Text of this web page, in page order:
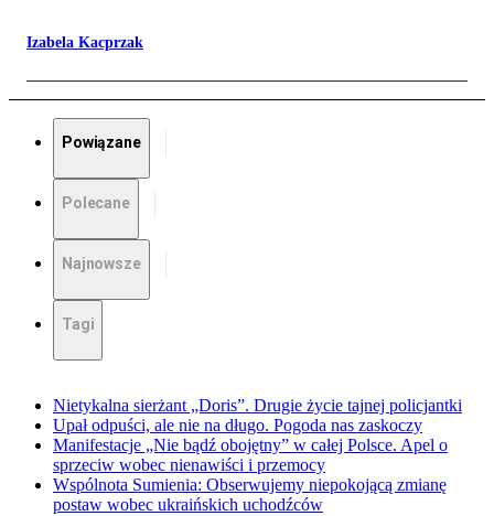
Izabela Kacprzak
Powiązane
Polecane
Najnowsze
Tagi
Nietykalna sierżant „Doris”. Drugie życie tajnej policjantki
Upał odpuści, ale nie na długo. Pogoda nas zaskoczy
Manifestacje „Nie bądź obojętny” w całej Polsce. Apel o
sprzeciw wobec nienawiści i przemocy
Wspólnota Sumienia: Obserwujemy niepokojącą zmianę
postaw wobec ukraińskich uchodźców